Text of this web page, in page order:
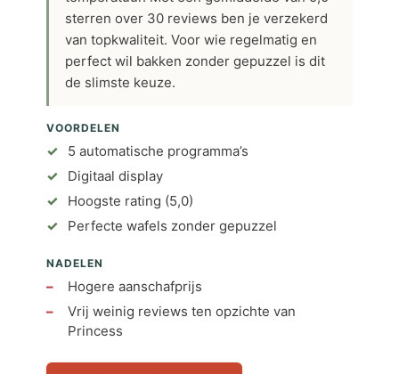
sterren over 30 reviews ben je verzekerd
van topkwaliteit. Voor wie regelmatig en
perfect wil bakken zonder gepuzzel is dit
de slimste keuze.
VOORDELEN
5 automatische programma’s
Digitaal display
Hoogste rating (5,0)
Perfecte wafels zonder gepuzzel
NADELEN
Hogere aanschafprijs
Vrij weinig reviews ten opzichte van
Princess